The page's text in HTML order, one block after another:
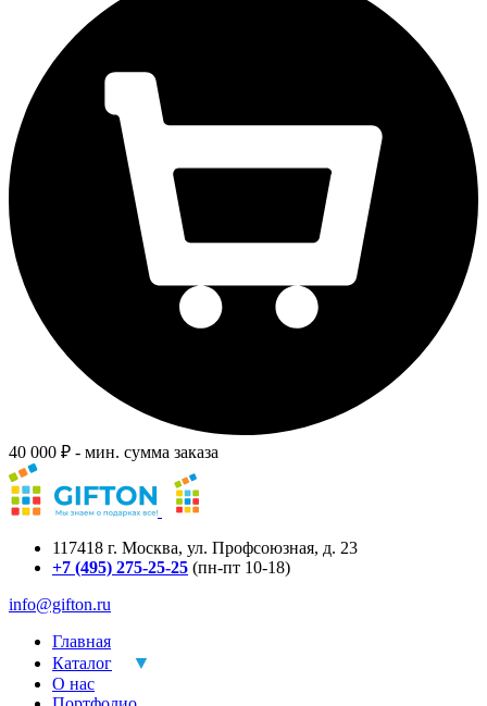
40 000 ₽ - мин. сумма заказа
117418 г. Москва, ул. Профсоюзная, д. 23
+7 (495) 275-25-25 (пн-пт 10-18)
info@gifton.ru
Главная
Каталог
О нас